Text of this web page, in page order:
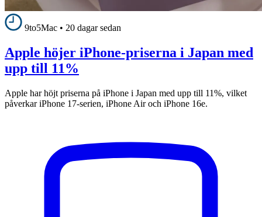
9to5Mac • 20 dagar sedan
Apple höjer iPhone-priserna i Japan med
upp till 11%
Apple har höjt priserna på iPhone i Japan med upp till 11%, vilket
påverkar iPhone 17-serien, iPhone Air och iPhone 16e.